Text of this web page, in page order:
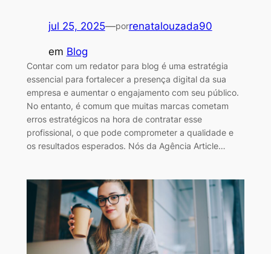
jul 25, 2025—porrenatalouzada90
em Blog
Contar com um redator para blog é uma estratégia
essencial para fortalecer a presença digital da sua
empresa e aumentar o engajamento com seu público.
No entanto, é comum que muitas marcas cometam
erros estratégicos na hora de contratar esse
profissional, o que pode comprometer a qualidade e
os resultados esperados. Nós da Agência Article…